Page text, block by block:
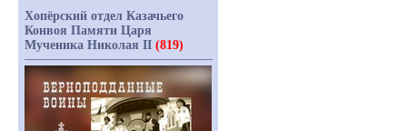
Хопёрский отдел Казачьего
Конвоя Памяти Царя
Мученика Николая II (819)